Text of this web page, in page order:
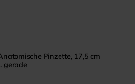
Pinzette, 17,5 cm
gerade